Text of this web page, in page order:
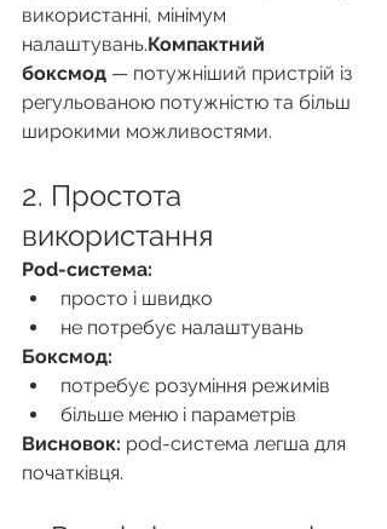
використанні, мінімум
налаштувань.Компактний
боксмод — потужніший пристрій із
регульованою потужністю та більш
широкими можливостями.
2. Простота
використання
Pod-система:
просто і швидко
не потребує налаштувань
Боксмод:
потребує розуміння режимів
більше меню і параметрів
Висновок: pod-система легша для
початківця.